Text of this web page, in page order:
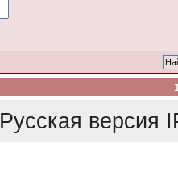
Русская версия